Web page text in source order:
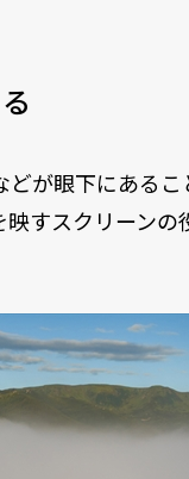
が眼下にある
すスクリーン